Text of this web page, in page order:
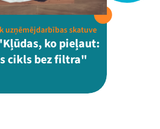
uzņēmējdarbības skatuve
ko pieļaut:
cikls bez filtra"